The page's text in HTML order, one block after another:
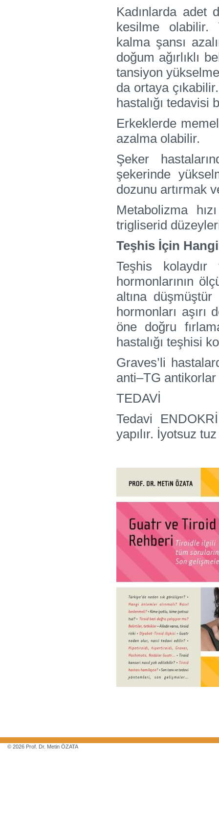
Kadınlarda adet
kesilme olabilir.
kalma şansı
doğum ağırlıklı
tansiyon
da ortaya
hastalığı tedavisi
Erkeklerde
azalma olabilir.
Şeker
şekerinde
dozunu artırmak
Metabolizma
trigliserid
Teşhis İçin
Teşhis
hormonlarının
altına
hormonları
öne doğru
hastalığı teşhisi
Graves’li
anti–TG antikorlar
TEDAVİ
Tedavi
yapılır. İyotsuz
© 2026 Prof. Dr. Metin ÖZATA